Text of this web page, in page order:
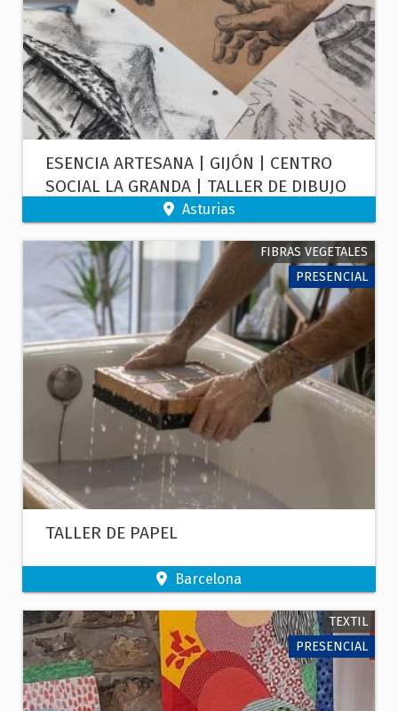
ESENCIA ARTESANA | GIJÓN | CENTRO
SOCIAL LA GRANDA | TALLER DE DIBUJO
CON CARBONCILLOAsturias
FIBRAS VEGETALES
PRESENCIAL
TALLER DE PAPEL
Barcelona
TEXTIL
PRESENCIAL